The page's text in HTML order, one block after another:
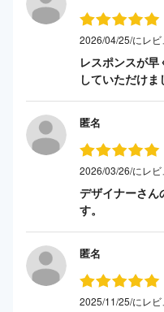
2026/04/25/にレ
レスポンスが
していただけま
匿名
2026/03/26/にレ
デザイナーさん
す。
匿名
2025/11/25/にレ